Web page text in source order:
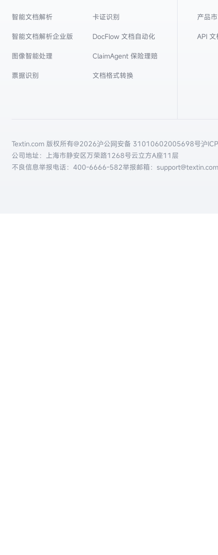
智能文档解析
智能文档解析企业版
图像智能处理
票据识别
卡证识别
DocFlow 文档自动化
ClaimAgent 保险理赔
文档格式转换
产品
API
Textin.com 版权所有@2026沪公网安备 31010602005698号沪
公司地址：上海市静安区万荣路1268号云立方A座11层
不良信息举报电话： 400-6666-582举报邮箱：support@textin.com